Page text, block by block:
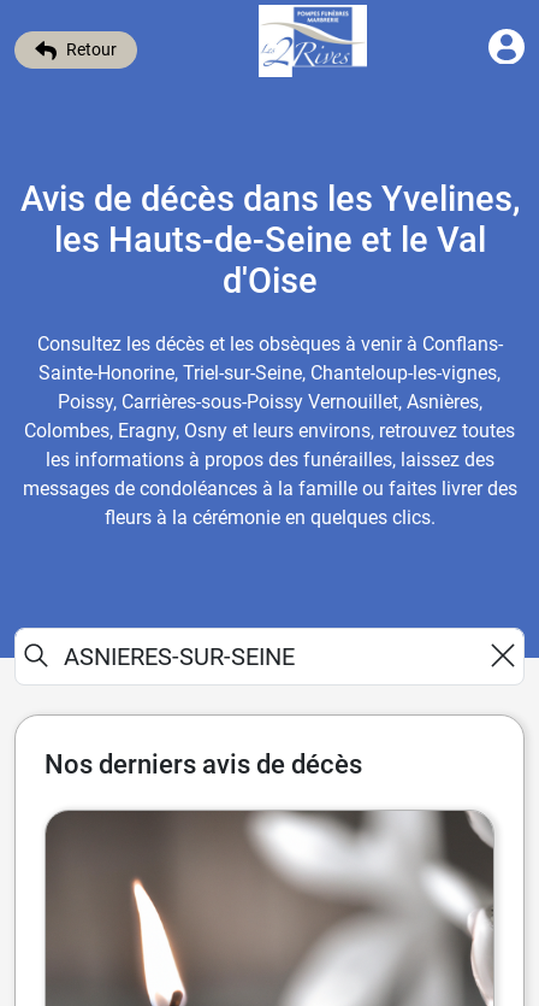
Retour
Avis de décès dans les Yvelines,
les Hauts-de-Seine et le Val
d'Oise
Consultez les décès et les obsèques à venir à Conflans-
Sainte-Honorine, Triel-sur-Seine, Chanteloup-les-vignes,
Poissy, Carrières-sous-Poissy Vernouillet, Asnières,
Colombes, Eragny, Osny et leurs environs, retrouvez toutes
les informations à propos des funérailles, laissez des
messages de condoléances à la famille ou faites livrer des
fleurs à la cérémonie en quelques clics.
Nos derniers avis de décès